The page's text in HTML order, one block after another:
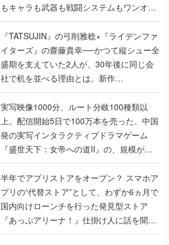
もキャラも武器も戦闘システムもワンオフ
で作り込まれた理由を両ディレクターに聞
く
『TATSUJIN』の弓削雅稔×『ライデンファ
イターズ』の齋藤貴幸──かつて縦シュー全
盛期を支えていた2人が、30年後に同じ会
社で机を並べる理由とは。新作
『TATSUJIN EXTREME』で初タッグを組
んだレジェンド2人に訊く開発秘話
実写映像1000分、ルート分岐100種類以
上。配信開始5日で100万本を売った、中国
発の実写インタラクティブドラマゲーム
『盛世天下：女帝への道II』の、規模が違
うこだわりをプロデューサーに聞いた
半年でアプリストアをオープン？ スマホア
プリの“代替ストア”として、わずか6ヵ月で
国内向けローンチを行った発見型ストア
『あっぷアリーナ！』仕掛け人に話を聞い
てみた